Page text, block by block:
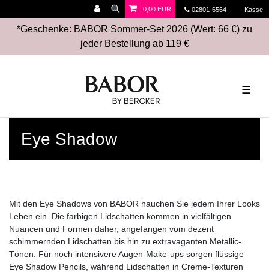
02801-6564 Kasse
0,00 EUR
*Geschenke: BABOR Sommer-Set 2026 (Wert: 66 €) zu
jeder Bestellung ab 119 €
☰
Eye Shadow
Mit den Eye Shadows von BABOR hauchen Sie jedem Ihrer Looks
Leben ein. Die farbigen Lidschatten kommen in vielfältigen
Nuancen und Formen daher, angefangen vom dezent
schimmernden Lidschatten bis hin zu extravaganten Metallic-
Tönen. Für noch intensivere Augen-Make-ups sorgen flüssige
Eye Shadow Pencils, während Lidschatten in Creme-Texturen